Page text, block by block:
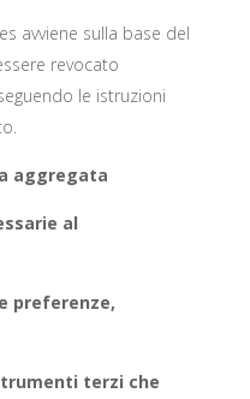
avviene sulla base del
revocato
le istruzioni
aggregata
al
preferenze,
terzi che